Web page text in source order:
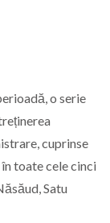
o serie
cuprinse
toate cele cinci
Satu